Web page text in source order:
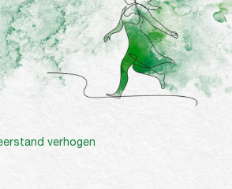
verhogen